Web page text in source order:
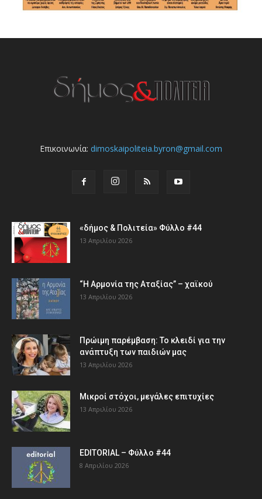
Επικοινωνία: dimoskaipoliteia.byron@gmail.com
«δήμος & Πολιτεία» Φύλλο #44
13 Απριλίου 2026
“Η Αρμονία της Αταξίας” – χαϊκού
13 Απριλίου 2026
Πρώιμη παρέμβαση: Το κλειδί για την
ανάπτυξη των παιδιών µας
13 Απριλίου 2026
Μικροί στόχοι, μεγάλες επιτυχίες
13 Απριλίου 2026
EDITORIAL – Φύλλο #44
8 Απριλίου 2026